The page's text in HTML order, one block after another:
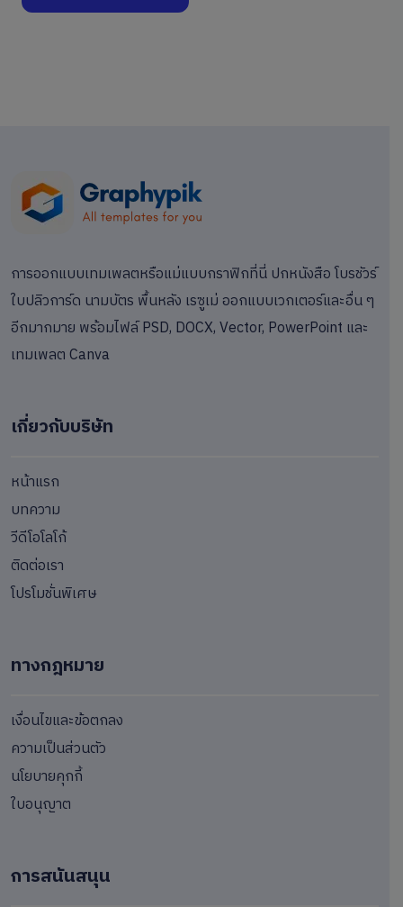
การออกแบบเทมเพลตหรือแม่แบบกราฟิกที่นี่ ปกหนังสือ โบรชัวร์
ใบปลิวการ์ด นามบัตร พื้นหลัง เรซูเม่ ออกแบบเวกเตอร์และอื่น ๆ
อีกมากมาย พร้อมไฟล์ PSD, DOCX, Vector, PowerPoint และ
เทมเพลต Canva
เกี่ยวกับบริษัท
หน้าแรก
บทความ
วีดีโอโลโก้
ติดต่อเรา
โปรโมชั่นพิเศษ
ทางกฎหมาย
เงื่อนไขและข้อตกลง
ความเป็นส่วนตัว
นโยบายคุกกี้
ใบอนุญาต
การสนันสนุน